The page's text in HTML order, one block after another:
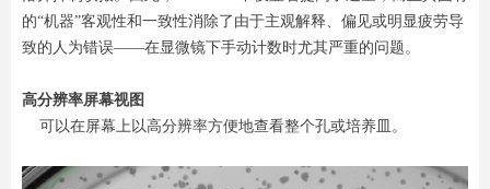
的“机器”客观性和一致性消除了由于主观解释、偏见或明显疲劳导
致的人为错误——在显微镜下手动计数时尤其严重的问题。
高分辨率屏幕视图
可以在屏幕上以高分辨率方便地查看整个孔或培养皿。